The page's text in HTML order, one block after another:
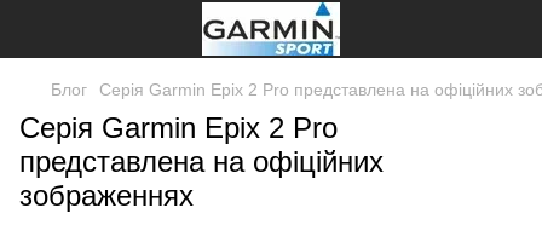
Блог Серія Garmin Epix 2 Pro представлена ​​на офіційних
Серія Garmin Epix 2 Pro
представлена ​​на офіційних
зображеннях